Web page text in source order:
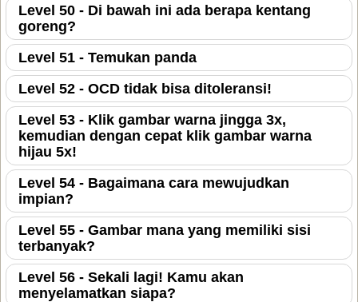
Level 50 - Di bawah ini ada berapa kentang
goreng?
Level 51 - Temukan panda
Level 52 - OCD tidak bisa ditoleransi!
Level 53 - Klik gambar warna jingga 3x,
kemudian dengan cepat klik gambar warna
hijau 5x!
Level 54 - Bagaimana cara mewujudkan
impian?
Level 55 - Gambar mana yang memiliki sisi
terbanyak?
Level 56 - Sekali lagi! Kamu akan
menyelamatkan siapa?